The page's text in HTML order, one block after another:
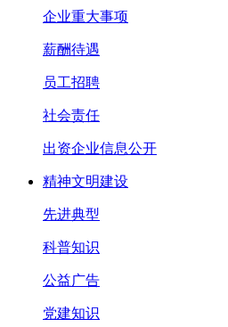
企业重大事项
薪酬待遇
员工招聘
社会责任
出资企业信息公开
精神文明建设
先进典型
科普知识
公益广告
党建知识